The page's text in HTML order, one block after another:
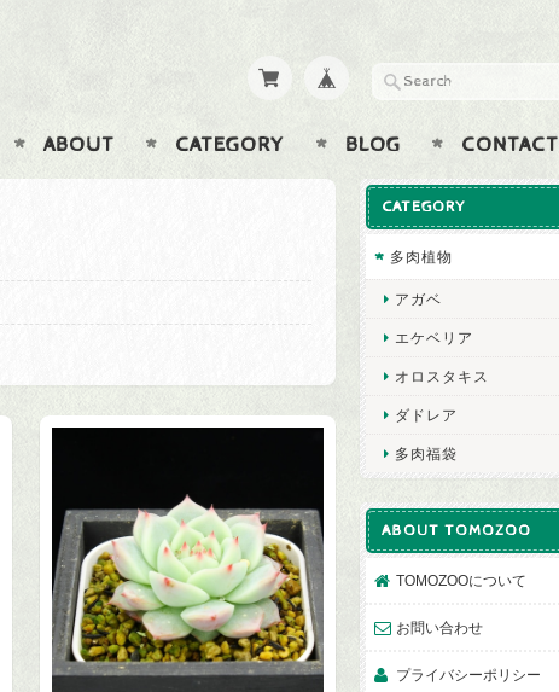
ABOUT CATEGORY BLOG CONTACT
CATEGORY
多肉植物
アガベ
エケベリア
オロスタキス
ダドレア
多肉福袋
ABOUT TOMOZOO
TOMOZOOについて
お問い合わせ
プライバシーポリシー